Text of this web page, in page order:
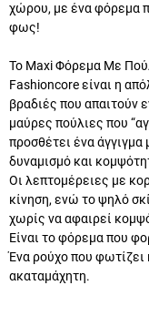
χώρου, με ένα φόρεμα
φως!
Το Maxi Φόρεμα Με
Fashioncore είναι η
βραδιές που απαιτούν
μαύρες πούλιες που
προσθέτει ένα άγγιγμα
δυναμισμό και
Οι λεπτομέρειες με
κίνηση, ενώ το ψηλό
χωρίς να αφαιρεί
Είναι το φόρεμα που
Ένα ρούχο που φωτίζει
ακαταμάχητη.